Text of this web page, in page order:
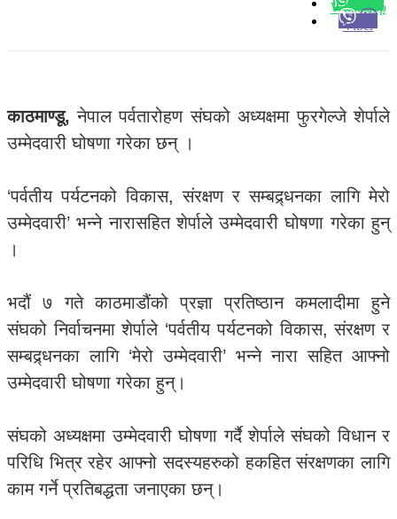
Whatsapp
Viber
काठमाण्डू, नेपाल पर्वतारोहण संघको अध्यक्षमा फुरगेल्जे शेर्पाले
उम्मेदवारी घोषणा गरेका छन् ।
‘पर्वतीय पर्यटनको विकास, संरक्षण र सम्बद्र्धनका लागि मेरो
उम्मेदवारी’ भन्ने नारासहित शेर्पाले उम्मेदवारी घोषणा गरेका हुन्
।
भदौं ७ गते काठमाडौंको प्रज्ञा प्रतिष्ठान कमलादीमा हुने
संघको निर्वाचनमा शेर्पाले ‘पर्वतीय पर्यटनको विकास, संरक्षण र
सम्बद्र्धनका लागि ‘मेरो उम्मेदवारी’ भन्ने नारा सहित आफ्नो
उम्मेदवारी घोषणा गरेका हुन्।
संघको अध्यक्षमा उम्मेदवारी घोषणा गर्दै शेर्पाले संघको विधान र
परिधि भित्र रहेर आफ्नो सदस्यहरुको हकहित संरक्षणका लागि
काम गर्ने प्रतिबद्धता जनाएका छन्।